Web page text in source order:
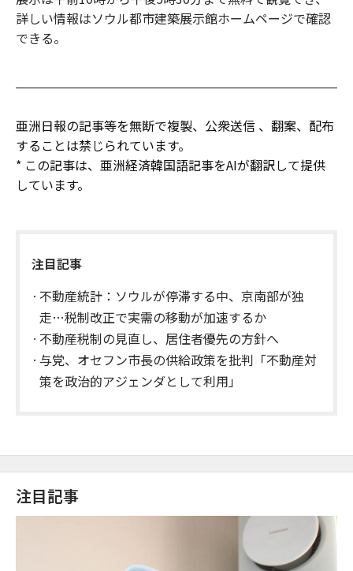
詳しい情報はソウル都市建築展示館ホームページで確認
できる。
亜洲日報の記事等を無断で複製、公衆送信 、翻案、配布
することは禁じられています。
* この記事は、亜洲経済韓国語記事をAIが翻訳して提供
しています。
注目記事
不動産統計：ソウルが停滞する中、京南部が独
走…税制改正で実需の移動が加速するか
不動産税制の見直し、居住者優先の方針へ
与党、オセフン市長の供給政策を批判「不動産対
策を政治的アジェンダとして利用」
注目記事